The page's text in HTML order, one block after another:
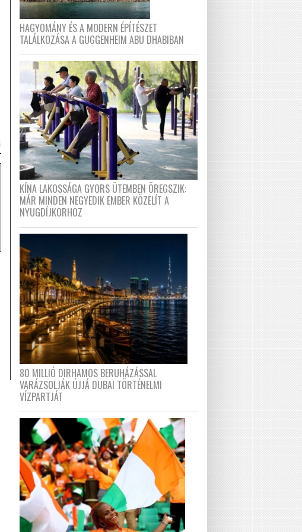
HAGYOMÁNY ÉS A MODERN ÉPÍTÉSZET
TALÁLKOZÁSA A GUGGENHEIM ABU DHABIBAN
KÍNA LAKOSSÁGA GYORS ÜTEMBEN ÖREGSZIK:
MÁR MINDEN NEGYEDIK EMBER KÖZELÍT A
NYUGDÍJKORHOZ
80 MILLIÓ DIRHAMOS BERUHÁZÁSSAL
VARÁZSOLJÁK ÚJJÁ DUBAI TÖRTÉNELMI
VÍZPARTJÁT